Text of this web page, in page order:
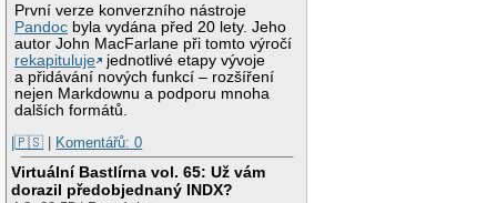
První verze konverzního nástroje
Pandoc byla vydána před 20 lety. Jeho
autor John MacFarlane při tomto výročí
rekapituluje
jednotlivé etapy vývoje
a přidávání nových funkcí – rozšíření
nejen Markdownu a podporu mnoha
dalších formátů.
|🇵🇸
Komentářů: 0
Virtuální Bastlírna vol. 65: Už vám
dorazil předobjednaný INDX?